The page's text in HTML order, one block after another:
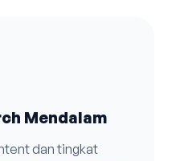
Mendalam
dan tingkat